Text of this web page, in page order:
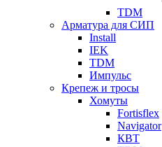
TDM
Арматура для СИП
Install
IEK
TDM
Импульс
Крепеж и тросы
Хомуты
Fortisflex
Navigator
КВТ